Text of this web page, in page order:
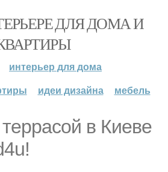
ДЛЯ ДОМА И
интерьер для дома
идеи дизайна мебель
в Киеве